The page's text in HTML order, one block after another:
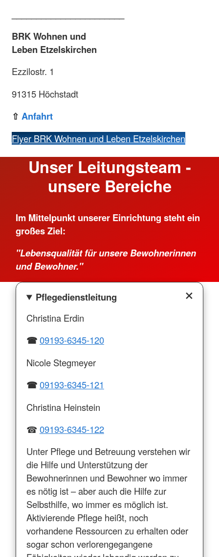
BRK Wohnen und
Leben Etzelskirchen
Ezzilostr. 1
91315 Höchstadt
⇧ Anfahrt
Flyer BRK Wohnen und Leben Etzelskirchen
Unser Leitungsteam -
unsere Bereiche
Im Mittelpunkt unserer Einrichtung steht ein
großes Ziel:
"Lebensqualität für unsere Bewohnerinnen
und Bewohner."
Pflegedienstleitung
Christina Erdin
☎09193-6345-120
Nicole Stegmeyer
☎09193-6345-121
Christina Heinstein
☎ 09193-6345-122
Unter Pflege und Betreuung verstehen wir
die Hilfe und Unterstützung der
Bewohnerinnen und Bewohner wo immer
es nötig ist – aber auch die Hilfe zur
Selbsthilfe, wo immer es möglich ist.
Aktivierende Pflege heißt, noch
vorhandene Ressourcen zu erhalten oder
sogar schon verlorengegangene